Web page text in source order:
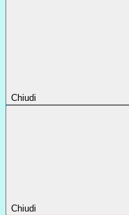
Chiudi
Chiudi